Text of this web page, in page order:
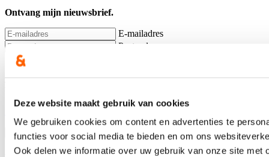
Deze website maakt gebruik van cookies
We gebruiken cookies om content en advertenties te
functies voor social media te bieden en om ons
Ook delen we informatie over uw gebruik van onze site met
Ontvang mijn nieuwsbrief.
E-mailadres
Postcode
Ja, ik wens de nieuwsbrief van Annelies Verlinden te ontvangen op
om de privacyvoorwaarden te raadplegen